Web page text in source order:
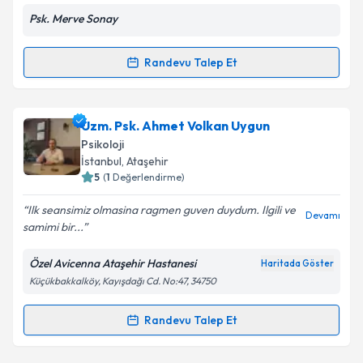
Kişisel verilerimin işlenmesine ilişkinAydınlatma
Takvim Talebini Gönder
Psk. Merve Sonay
Randevu Talep Et
Randevu Takvimi Talebi
Psk. Merve Sonayiçin randevu takvimi talebi
oluşturun. Size bu uzmandan randevu almanız için bir
takvim hazırlandığında e-posta ile bilgilendireceğiz.
Kişisel verilerimin işlenmesine ilişkin
Aydınlatma
Metni'ni okudum ve kişisel verilerimin belirtilen
kapsamda işlenmesini kabul ediyorum.
Uzm. Psk. Ahmet Volkan Uygun
Psikoloji
İstanbul, Ataşehir
5 (1 Değerlendirme)
Ilk seansimiz olmasina ragmen guven duydum. Ilgili ve
samimi bir...
Devamı
Özel Avicenna Ataşehir Hastanesi Haritada Göster
Küçükbakkalköy, Kayışdağı Cd. No:47, 34750
Randevu Talep Et
Randevu Takvimi Talebi